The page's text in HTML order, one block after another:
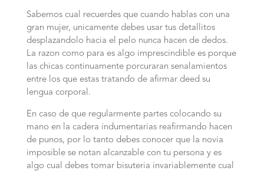
Sabemos cual recuerdes que cuando hablas con una
gran mujer, unicamente debes usar tus detallitos
desplazandolo hacia el pelo nunca hacen de dedos.
La razon como para es algo imprescindible es porque
las chicas continuamente porcuraran senalamientos
entre los que estas tratando de afirmar deed su
lengua corporal.
En caso de que regularmente partes colocando su
mano en la cadera indumentarias reafirmando hacen
de punos, por lo tanto debes conocer que la novia
imposible se notan alcanzable con tu persona y es
algo cual debes tomar bisuteria invariablemente cual